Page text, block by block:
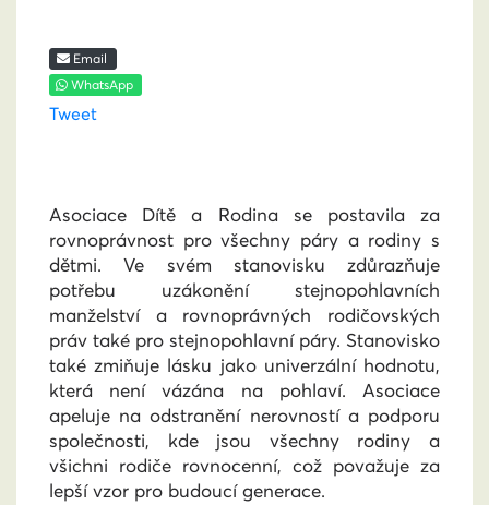
Email
WhatsApp
Tweet
Asociace Dítě a Rodina se postavila za
rovnoprávnost pro všechny páry a rodiny s
dětmi. Ve svém stanovisku zdůrazňuje
potřebu uzákonění stejnopohlavních
manželství a rovnoprávných rodičovských
práv také pro stejnopohlavní páry. Stanovisko
také zmiňuje lásku jako univerzální hodnotu,
která není vázána na pohlaví. Asociace
apeluje na odstranění nerovností a podporu
společnosti, kde jsou všechny rodiny a
všichni rodiče rovnocenní, což považuje za
lepší vzor pro budoucí generace.